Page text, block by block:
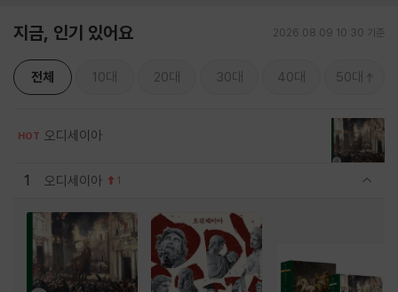
지금, 인기 있어요 2026.08.09 10:30 기준
전체 10대 20대 30대 40대 50대
HOT 오디세이아
1 오디세이아 1